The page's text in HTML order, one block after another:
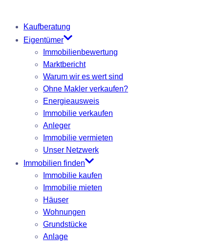
Kaufberatung
Eigentümer
Immobilienbewertung
Marktbericht
Warum wir es wert sind
Ohne Makler verkaufen?
Energieausweis
Immobilie verkaufen
Anleger
Immobilie vermieten
Unser Netzwerk
Immobilien finden
Immobilie kaufen
Immobilie mieten
Häuser
Wohnungen
Grundstücke
Anlage